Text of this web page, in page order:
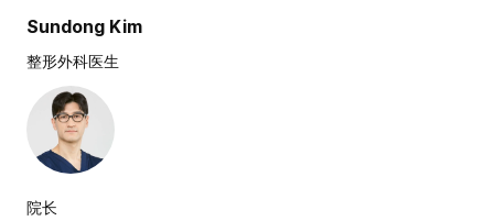
Sundong Kim
整形外科医生
院长